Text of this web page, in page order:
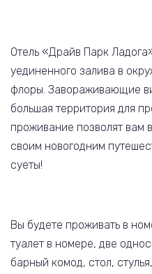
Отель «Драйв Парк
уединенного залива в
флоры. Завораживающие
большая территория для
проживание позволят вам
своим новогодним
суеты!
Вы будете проживать в
туалет в номере, две
барный комод, стол,